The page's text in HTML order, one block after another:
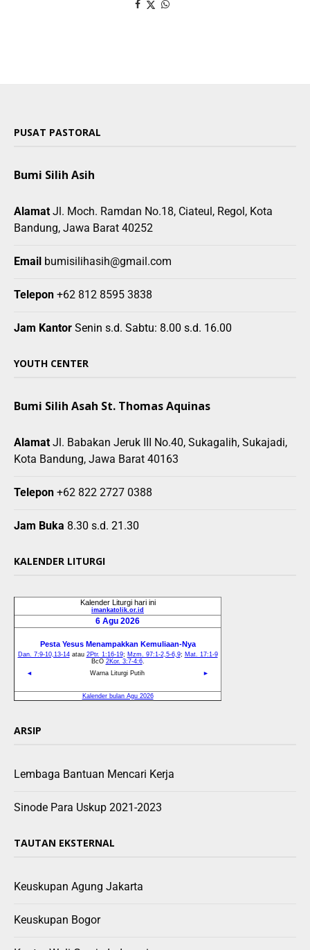
PUSAT PASTORAL
Bumi Silih Asih
Alamat Jl. Moch. Ramdan No.18, Ciateul, Regol, Kota
Bandung, Jawa Barat 40252
Email bumisilihasih@gmail.com
Telepon +62 812 8595 3838
Jam Kantor Senin s.d. Sabtu: 8.00 s.d. 16.00
YOUTH CENTER
Bumi Silih Asah St. Thomas Aquinas
Alamat Jl. Babakan Jeruk III No.40, Sukagalih, Sukajadi,
Kota Bandung, Jawa Barat 40163
Telepon +62 822 2727 0388
Jam Buka 8.30 s.d. 21.30
KALENDER LITURGI
ARSIP
Lembaga Bantuan Mencari Kerja
Sinode Para Uskup 2021-2023
TAUTAN EKSTERNAL
Keuskupan Agung Jakarta
Keuskupan Bogor